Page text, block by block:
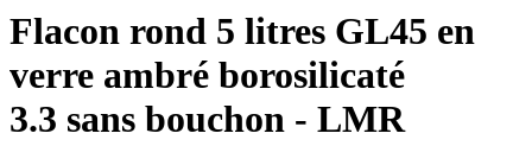
Flacon rond 5 litres GL45 en
verre ambré borosilicaté
3.3 sans bouchon - LMR